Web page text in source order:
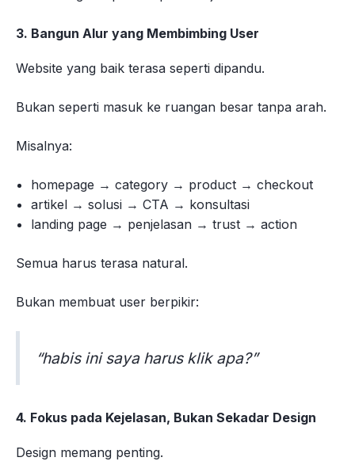
3. Bangun Alur yang Membimbing User
Website yang baik terasa seperti dipandu.
Bukan seperti masuk ke ruangan besar tanpa arah.
Misalnya:
homepage → category → product → checkout
artikel → solusi → CTA → konsultasi
landing page → penjelasan → trust → action
Semua harus terasa natural.
Bukan membuat user berpikir:
“habis ini saya harus klik apa?”
4. Fokus pada Kejelasan, Bukan Sekadar Design
Design memang penting.